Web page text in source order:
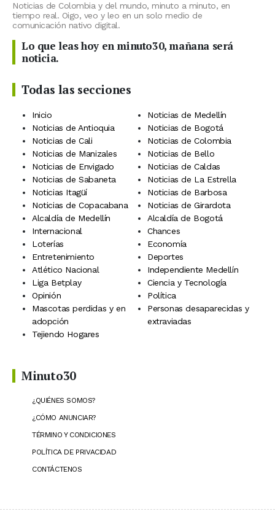
Noticias de Colombia y del mundo, minuto a minuto, en
tiempo real. Oigo, veo y leo en un solo medio de
comunicación nativo digital.
Lo que leas hoy en minuto30, mañana será
noticia.
Todas las secciones
Inicio
Noticias de Medellín
Noticias de Antioquia
Noticias de Bogotá
Noticias de Cali
Noticias de Colombia
Noticias de Manizales
Noticias de Bello
Noticias de Envigado
Noticias de Caldas
Noticias de Sabaneta
Noticias de La Estrella
Noticias Itagüí
Noticias de Barbosa
Noticias de Copacabana
Noticias de Girardota
Alcaldía de Medellín
Alcaldía de Bogotá
Internacional
Chances
Loterías
Economía
Entretenimiento
Deportes
Atlético Nacional
Independiente Medellín
Liga Betplay
Ciencia y Tecnología
Opinión
Política
Mascotas perdidas y en
adopción
Personas desaparecidas y
extraviadas
Tejiendo Hogares
Minuto30
¿QUIÉNES SOMOS?
¿CÓMO ANUNCIAR?
TÉRMINO Y CONDICIONES
POLÍTICA DE PRIVACIDAD
CONTÁCTENOS